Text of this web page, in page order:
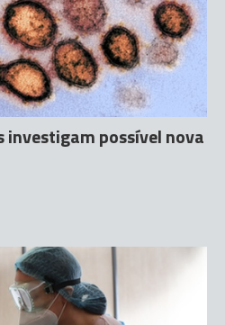
investigam possível nova